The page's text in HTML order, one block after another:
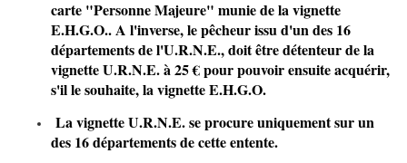
carte "Personne Majeure" munie de la vignette
E.H.G.O.. A l'inverse, le pêcheur issu d'un des 16
départements de l'U.R.N.E., doit être détenteur de la
vignette U.R.N.E. à 25 € pour pouvoir ensuite acquérir,
s'il le souhaite, la vignette E.H.G.O.
La vignette U.R.N.E. se procure uniquement sur un
des 16 départements de cette entente.